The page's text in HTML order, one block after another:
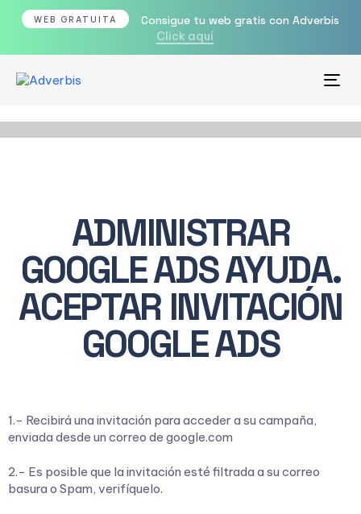
WEB GRATUITA
Consigue tu web gratis con Adverbis
Click aquí
ADMINISTRAR
GOOGLE ADS AYUDA.
ACEPTAR INVITACIÓN
GOOGLE ADS
1.- Recibirá una invitación para acceder a su campaña,
enviada desde un correo de google.com
2.- Es posible que la invitación esté filtrada a su correo
basura o Spam, verifíquelo.